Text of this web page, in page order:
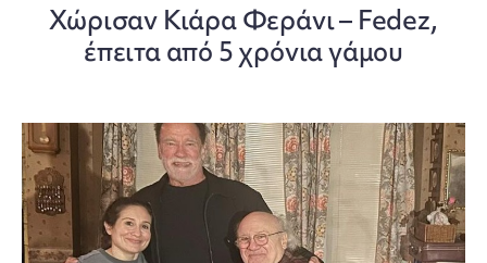
Χώρισαν Κιάρα Φεράνι – Fedez,
έπειτα από 5 χρόνια γάμου